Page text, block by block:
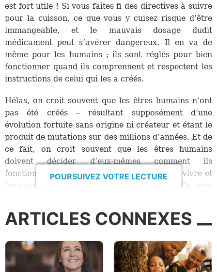
est fort utile ! Si vous faites fi des directives à suivre
pour la cuisson, ce que vous y cuisez risque d’être
immangeable, et le mauvais dosage dudit
médicament peut s’avérer dangereux. Il en va de
même pour les humains ; ils sont réglés pour bien
fonctionner quand ils comprennent et respectent les
instructions de celui qui les a créés.
Hélas, on croit souvent que les êtres humains n’ont
pas été créés – résultant supposément d’une
évolution fortuite sans origine ni créateur et étant le
produit de mutations sur des millions d’années. Et de
ce fait, on croit souvent que les êtres humains
doivent décider d’eux-mêmes comment ils
fonctionnent, quelle est la bonne manière de vivre et
les rapports qu’ils doivent avoir entre eux. Or, rien
de plus déroutant que l’identité que nous sommes
croissant de gens se voient et définissent leur sexe et
la famille subit une révolution cataclysmique dans
notre culture.
POURSUIVEZ VOTRE LECTURE
ARTICLES CONNEXES